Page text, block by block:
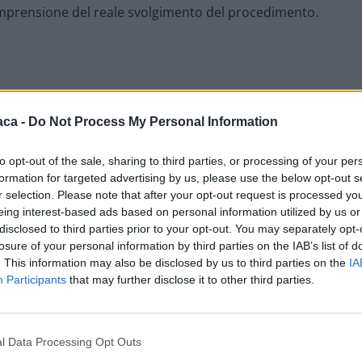
- Do Not Process My Personal Information
opt-out of the sale, sharing to third parties, or processing of your
for targeted advertising by us, please use the below opt-out
selection. Please note that after your opt-out request is processed
interest-based ads based on personal information utilized by us
to third parties prior to your opt-out. You may separately
of your personal information by third parties on the IAB’s list of
This information may also be disclosed by us to third parties on the
Participants that may further disclose it to other third parties.
Data Processing Opt Outs
del reale svolgimento del procedimento.
della Circoscrizione Fraschetta in Via P. Gozzo 3 a
sede della Circoscrizione Sud, in via Parri 8
della Circoscrizione Europista, in via Wagner 38